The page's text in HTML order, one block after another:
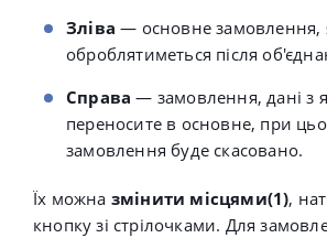
Зліва— основне замовлення,
оброблятиметься після
Справа— замовлення, дані з
переносите в основне, при
замовлення буде скасовано.
Їх можна змінити місцями(1),
кнопку зі стрілочками. Для